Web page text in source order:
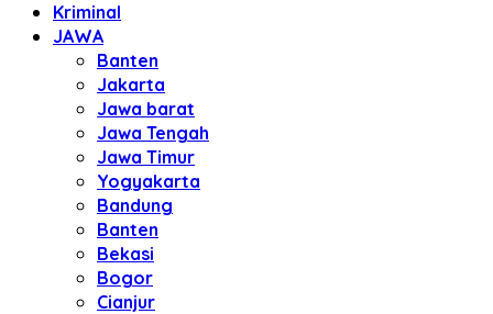
Kriminal
JAWA
Banten
Jakarta
Jawa barat
Jawa Tengah
Jawa Timur
Yogyakarta
Bandung
Banten
Bekasi
Bogor
Cianjur